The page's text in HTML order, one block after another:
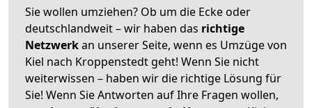
Sie wollen umziehen? Ob um die Ecke oder
deutschlandweit – wir haben das richtige
Netzwerkan unserer Seite, wenn es Umzüge von
Kiel nach Kroppenstedt geht! Wenn Sie nicht
weiterwissen – haben wir die richtige Lösung für
Sie! Wenn Sie Antworten auf Ihre Fragen wollen,